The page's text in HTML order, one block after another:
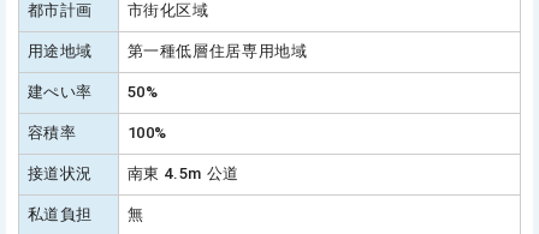
都市計画 市街化区域
用途地域 第一種低層住居専用地域
建ぺい率 50%
容積率 100%
接道状況 南東 4.5m 公道
私道負担 無